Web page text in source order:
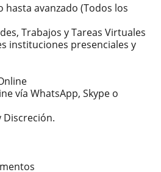
hasta avanzado (Todos los
Trabajos y Tareas Virtuales
instituciones presenciales y
vía WhatsApp, Skype o
Discreción.